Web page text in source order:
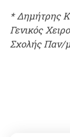
* Δημήτρης
Γενικός
Σχολής Παν/